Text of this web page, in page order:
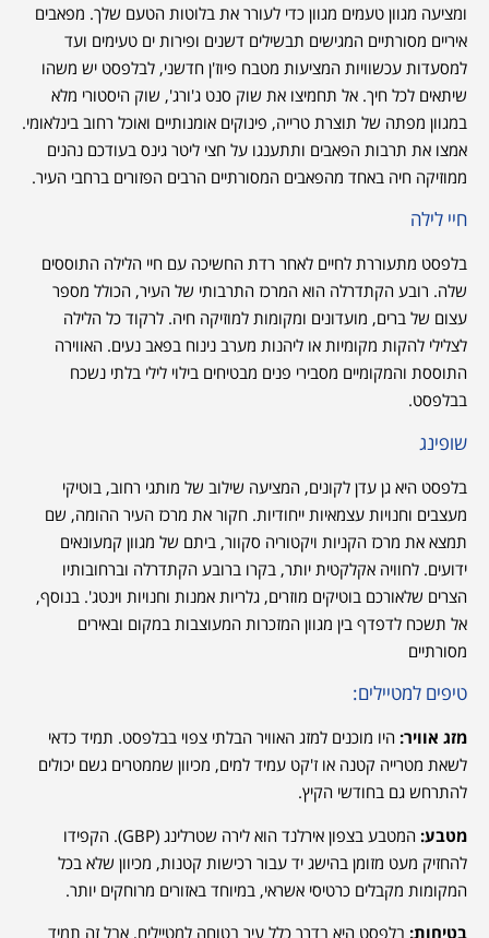
ומציעה מגוון טעמים מגוון כדי לעורר את בלוטות הטעם שלך. מפאבים
איריים מסורתיים המגישים תבשילים דשנים ופירות ים טעימים ועד
למסעדות עכשוויות המציעות מטבח פיוז'ן חדשני, לבלפסט יש משהו
שיתאים לכל חיך. אל תחמיצו את שוק סנט ג'ורג', שוק היסטורי מלא
במגוון מפתה של תוצרת טרייה, פינוקים אומנותיים ואוכל רחוב בינלאומי.
אמצו את תרבות הפאבים ותתענגו על חצי ליטר גינס בעודכם נהנים
ממוזיקה חיה באחד מהפאבים המסורתיים הרבים הפזורים ברחבי העיר.
חיי לילה
בלפסט מתעוררת לחיים לאחר רדת החשיכה עם חיי הלילה התוססים
שלה. רובע הקתדרלה הוא המרכז התרבותי של העיר, הכולל מספר
עצום של ברים, מועדונים ומקומות למוזיקה חיה. לרקוד כל הלילה
לצלילי להקות מקומיות או ליהנות מערב נינוח בפאב נעים. האווירה
התוססת והמקומיים מסבירי פנים מבטיחים בילוי לילי בלתי נשכח
בבלפסט.
שופינג
בלפסט היא גן עדן לקונים, המציעה שילוב של מותגי רחוב, בוטיקי
מעצבים וחנויות עצמאיות ייחודיות. חקור את מרכז העיר ההומה, שם
תמצא את מרכז הקניות ויקטוריה סקוור, ביתם של מגוון קמעונאים
ידועים. לחוויה אקלקטית יותר, בקרו ברובע הקתדרלה וברחובותיו
הצרים שלאורכם בוטיקים מוזרים, גלריות אמנות וחנויות וינטג'. בנוסף,
אל תשכח לדפדף בין מגוון המזכרות המעוצבות במקום ובאירים
מסורתיים
טיפים למטיילים:
מזג אוויר: היו מוכנים למזג האוויר הבלתי צפוי בבלפסט. תמיד כדאי
לשאת מטרייה קטנה או ז'קט עמיד למים, מכיוון שממטרים גשם יכולים
להתרחש גם בחודשי הקיץ.
מטבע:
המטבע בצפון אירלנד הוא לירה שטרלינג (GBP). הקפידו
להחזיק מעט מזומן בהישג יד עבור רכישות קטנות, מכיוון שלא בכל
המקומות מקבלים כרטיסי אשראי, במיוחד באזורים מרוחקים יותר.
בטיחות: בלפסט היא בדרך כלל עיר בטוחה למטיילים, אבל זה תמיד